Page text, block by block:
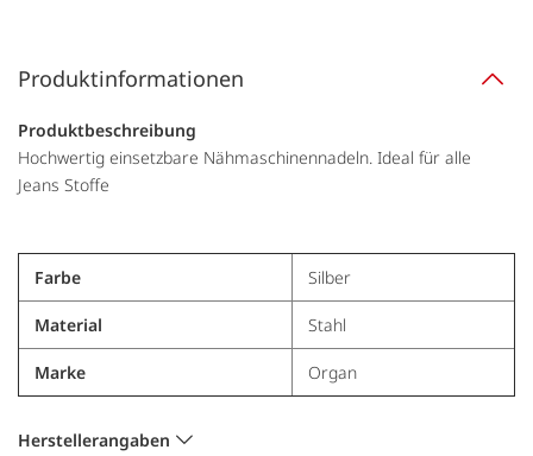
Produktinformationen
Produktbeschreibung
Hochwertig einsetzbare Nähmaschinennadeln. Ideal für alle
Jeans Stoffe
Farbe Silber
Material Stahl
Marke Organ
Herstellerangaben